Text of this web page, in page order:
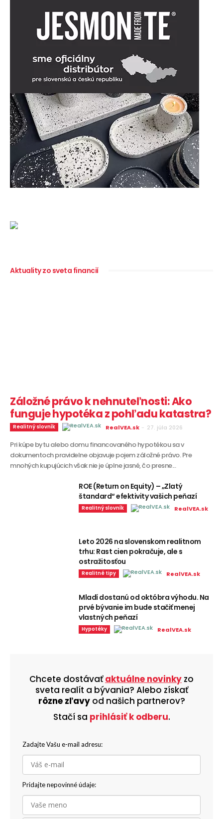
Aktuality zo sveta financií
Záložné právo k nehnuteľnosti: Ako
funguje hypotéka z pohľadu katastra?
Realitný slovník RealVEA.sk - 27. júla 2026
Pri kúpe bytu alebo domu financovaného hypotékou sa v
dokumentoch pravidelne objavuje pojem záložné právo. Pre
mnohých kupujúcich však nie je úplne jasné, čo presne...
ROE (Return on Equity) – „Zlatý
štandard“ efektivity vašich peňazí
Realitný slovník RealVEA.sk
Leto 2026 na slovenskom realitnom
trhu: Rast cien pokračuje, ale s
ostražitosťou
Realitné tipy RealVEA.sk
Mladí dostanú od októbra výhodu. Na
prvé bývanie im bude stačiť menej
vlastných peňazí
Hypotéky RealVEA.sk
Chcete dostávaťaktuálne novinky zo
sveta realít a bývania? Alebo získať
rôzne zľavy od našich partnerov?
Stačí sa prihlásiť k odberu.
Zadajte Vašu e-mail adresu:
Pridajte nepovinné údaje: